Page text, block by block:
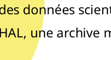
données
HAL, une archive